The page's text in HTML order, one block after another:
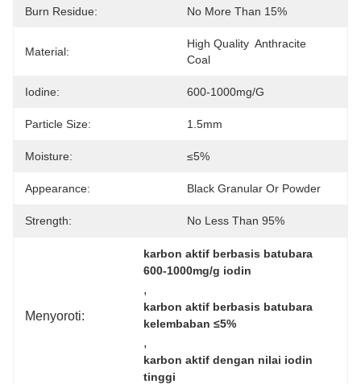
Burn Residue: No More Than 15%
Material:
High Quality  Anthracite
Coal
Iodine: 600-1000mg/g
Particle Size: 1.5mm
Moisture: ≤5%
Appearance: Black Granular Or Powder
Strength: No Less Than 95%
Menyoroti:
karbon aktif berbasis batubara
600-1000mg/g iodin
,
karbon aktif berbasis batubara
kelembaban ≤5%
,
karbon aktif dengan nilai iodin
tinggi